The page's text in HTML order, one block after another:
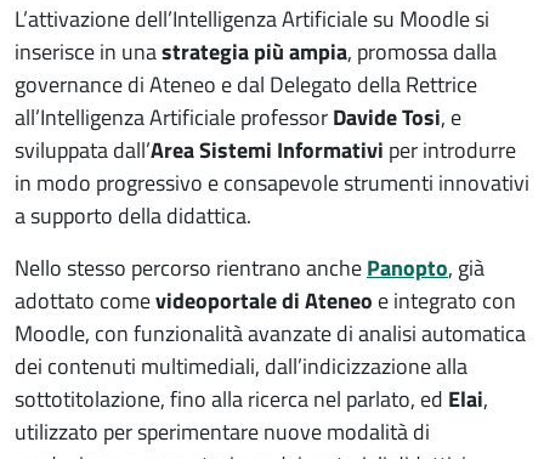
L’attivazione dell’Intelligenza Artificiale su Moodle si
inserisce in unastrategia più ampia, promossa dalla
governance di Ateneo e dal Delegato della Rettrice
all’Intelligenza Artificiale professorDavide Tosi, e
sviluppata dall’Area Sistemi Informativi per introdurre
in modo progressivo e consapevole strumenti innovativi
a supporto della didattica.
Nello stesso percorso rientrano anchePanopto, già
adottato comevideoportale di Ateneo e integrato con
Moodle, con funzionalità avanzate di analisi automatica
dei contenuti multimediali, dall’indicizzazione alla
sottotitolazione, fino alla ricerca nel parlato, ed Elai,
utilizzato per sperimentare nuove modalità di